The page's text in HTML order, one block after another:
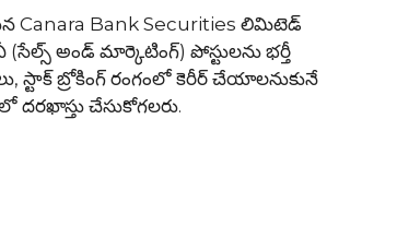
Canara Bank Securities లిమిటెడ్
అండ్ మార్కెటింగ్) పోస్టులను భర్తీ
స్టాక్ బ్రోకింగ్ రంగంలో కెరీర్ చేయాలనుకునే
దరఖాస్తు చేసుకోగలరు.